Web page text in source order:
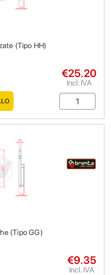
(Tipo HH)
€25.20
Incl. IVA
(Tipo GG)
€9.35
Incl. IVA